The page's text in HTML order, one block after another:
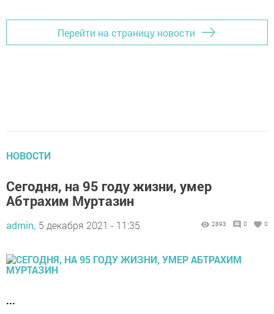
Перейти на страницу новости
НОВОСТИ
Сегодня, на 95 году жизни, умер
Абтрахим Муртазин
admin, 5 декабря 2021 - 11:35 2893 0 0
...